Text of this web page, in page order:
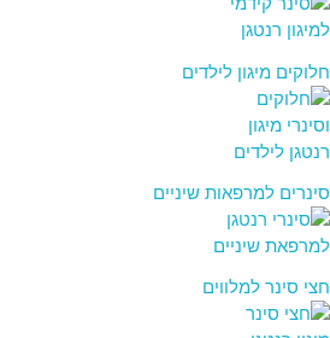
חלוקים מיגון לילדים
סינרים למרפאות שיניים
חצי סינר למלווים